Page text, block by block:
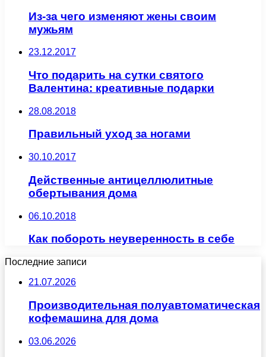
Из-за чего изменяют жены своим
мужьям
23.12.2017
Что подарить на сутки святого
Валентина: креативные подарки
28.08.2018
Правильный уход за ногами
30.10.2017
Действенные антицеллюлитные
обертывания дома
06.10.2018
Как побороть неуверенность в себе
Последние записи
21.07.2026
Производительная полуавтоматическая
кофемашина для дома
03.06.2026